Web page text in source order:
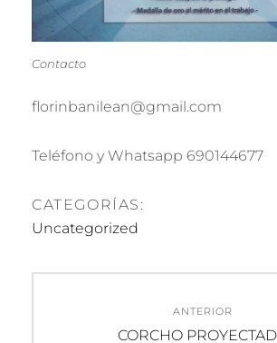
Contacto
florinbanilean@gmail.com
Teléfono y Whatsapp 690144677
CATEGORÍAS:
Uncategorized
ANTERIOR
CORCHO